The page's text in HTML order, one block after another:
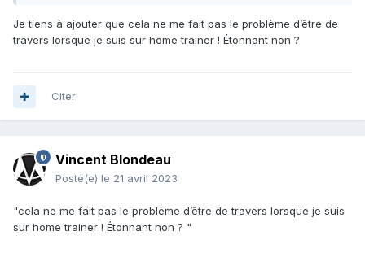
Je tiens à ajouter que cela ne me fait pas le problème d’être de
travers lorsque je suis sur home trainer ! Étonnant non ?
Citer
Vincent Blondeau
Posté(e) le 21 avril 2023
"cela ne me fait pas le problème d’être de travers lorsque je suis
sur home trainer ! Étonnant non ? "